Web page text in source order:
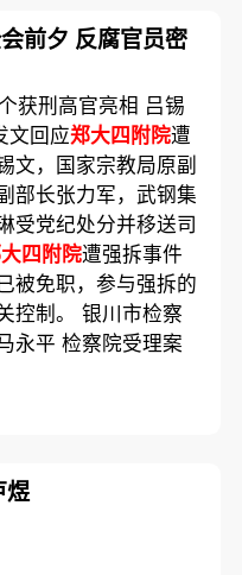
前夕 反腐官员密
获刑高官亮相 吕锡
文回应郑大四附院遭
，国家宗教局原副
部长张力军，武钢集
受党纪处分并移送司
四附院遭强拆事件
被免职，参与强拆的
控制。 银川市检察
永平 检察院受理案
煜